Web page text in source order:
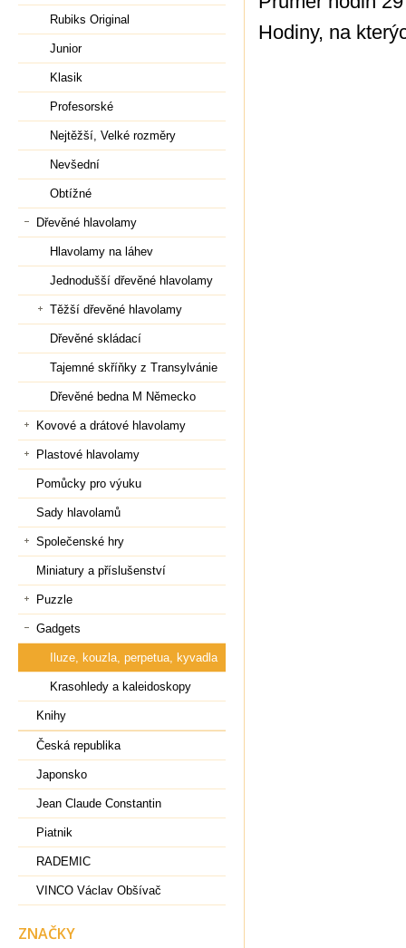
Hodiny, na
Rubiks Original
Junior
Klasik
Profesorské
Nejtěžší, Velké rozměry
Nevšední
Obtížné
Dřevěné hlavolamy
Hlavolamy na láhev
Jednodušší dřevěné hlavolamy
Těžší dřevěné hlavolamy
Dřevěné skládací
Tajemné skříňky z Transylvánie
Dřevěné bedna M Německo
Kovové a drátové hlavolamy
Plastové hlavolamy
Pomůcky pro výuku
Sady hlavolamů
Společenské hry
Miniatury a příslušenství
Puzzle
Gadgets
Iluze, kouzla, perpetua, kyvadla
Krasohledy a kaleidoskopy
Knihy
Česká republika
Japonsko
Jean Claude Constantin
Piatnik
RADEMIC
VINCO Václav Obšívač
ZNAČKY